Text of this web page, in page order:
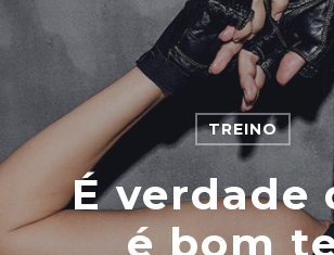
TREINO
É verdade
é bom